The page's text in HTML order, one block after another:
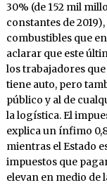
30% (de 152 mil
constantes de
combustibles que
aclarar que este
los trabajadores
tiene auto, pero
público y al de
la logística. El
explica un ínfimo
mientras el Estado
impuestos que
elevan en medio de